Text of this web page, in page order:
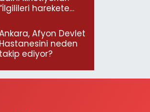
harekete
ediyoruz”Afyon Devlet
Hastanesini neden
takip ediyor?